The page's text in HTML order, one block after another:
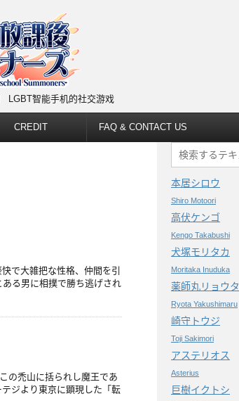
LGBT智能手机的社交游戏
CREDIT FAQ & CONTACT US
で大雑把な性格、仲間を引
る男に相撲で勝ち逃げされ
の禿山に括られし魔王であ
ジより東京に顕現した「転
本居シロウ
Shiro Motoori
高伏ケンゴ
Kengo Takabushi
犬塚モリタカ
Moritaka Inuduka
薬師丸リョウタ
Ryota Yakushimaru
崎守トウジ
Toji Sakimori
アステリオス
Asterius
巨樹イクトシ